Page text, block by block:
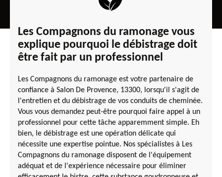
Les Compagnons du ramonage vous
explique pourquoi le débistrage doit
être fait par un professionnel
Les Compagnons du ramonage est votre partenaire de
confiance à Salon De Provence, 13300, lorsqu'il s'agit de
l'entretien et du débistrage de vos conduits de cheminée.
Vous vous demandez peut-être pourquoi faire appel à un
professionnel pour cette tâche apparemment simple. Eh
bien, le débistrage est une opération délicate qui
nécessite une expertise pointue. Nos spécialistes à Les
Compagnons du ramonage disposent de l'équipement
adéquat et de l'expérience nécessaire pour éliminer